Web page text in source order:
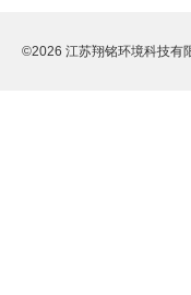
©2026 江苏翔铭环境科技有